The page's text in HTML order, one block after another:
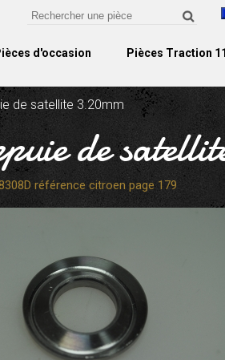
d'occasion Pièces Traction
de satellite 3.20mm
de
référence citroen page 179